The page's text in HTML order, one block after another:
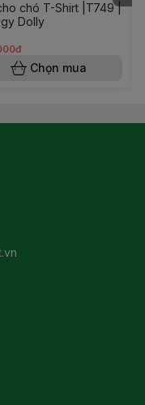
chó T-Shirt |T749 |
Dolly
Chọn mua